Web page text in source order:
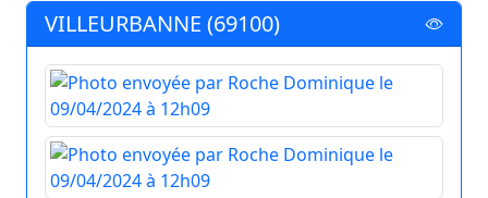
VILLEURBANNE (69100)